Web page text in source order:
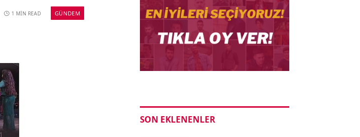
1 MIN READ GÜNDEM
SON EKLENENLER